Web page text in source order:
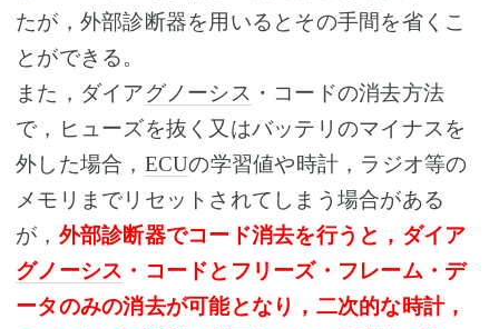
たが，外部診断器を用いるとその手間を省くこ
とができる。
また，ダイアグノーシス ・コードの消去方法
で，ヒューズを抜く又はバッテリのマイナスを
外した場合， ECUの学習値や時計，ラジオ等の
メモリまでリセットされてしまう場合がある
が， 外部診断器でコード消去を行うと，ダイア
グノーシス ・コードとフリーズ・フレーム・デ
ータのみの消去が可能となり，二次的な時計，